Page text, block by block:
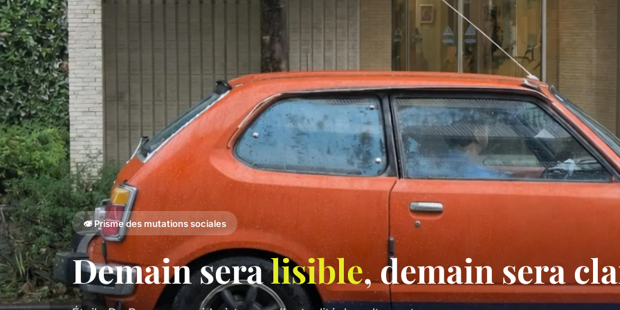
👁️ Prisme des mutations sociales
Demain seralisible, demain sera